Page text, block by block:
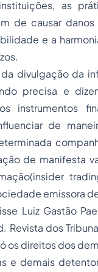
as
de causar
e a
divulgação da
precisa e
instrumentos
de
de manifesta
emissora
Luiz Gastão
Revista dos
os direitos dos
e demais